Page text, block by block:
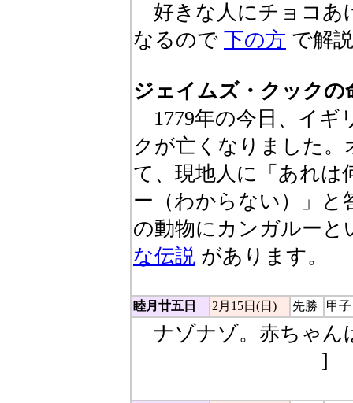
好きな人にチョコあ
なるので 下の方 で解
ジェイムズ・クックの
1779年の今日、イギ
クが亡くなりました
て、現地人に「あれは
ー（わからない）」
の動物にカンガルー
な伝説 があります。
睦月廿五日 2月15日(日) 先勝 甲子
ナゾナゾ。赤ちゃん
]